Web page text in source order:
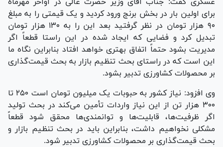
برای اولین بار در بخش برنج ورود کردید و یک قیمتی را به مبلغ
۹۰ هزار تومان در نظر گرفتید بعد این را به ۱۳۰ هزار تومان
تبدیل کرد و فضایی که ایجاد شده در این راستا قطعاً اگر
مدیریت بشود حتماً اتفاق بهتری خواهد افتاد بنابراین نگاه ما
این است که در راستای بحث تنظیم بازار به بحث قیمت‌گذاری
بر محصولات کشاورزی تدبیر بشود.
وی افزود: نیاز کشور به حبوبات یک میلیون تومان است ۲۵۰ تا
۳۰۰ هزار تن از این نیاز واردات تأمین می‌کند در بحث تولید
اگر ظرفیت‌ها، قابلیت‌ها و توانمندی‌ها محقق شود قطعاً
مشکلی نخواهیم داشت، بنابراین باید در بحث تنظیم بازار و
بحث قیمت‌گذاری بر محصولات کشاورزی تدبیر شود.